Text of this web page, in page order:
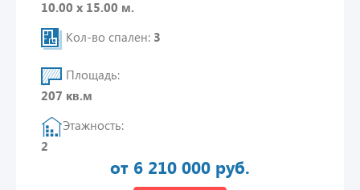
10.00 х 15.00 м.
Кол-во спален: 3
Площадь:
207 кв.м
Этажность:
2
от 6 210 000 руб.